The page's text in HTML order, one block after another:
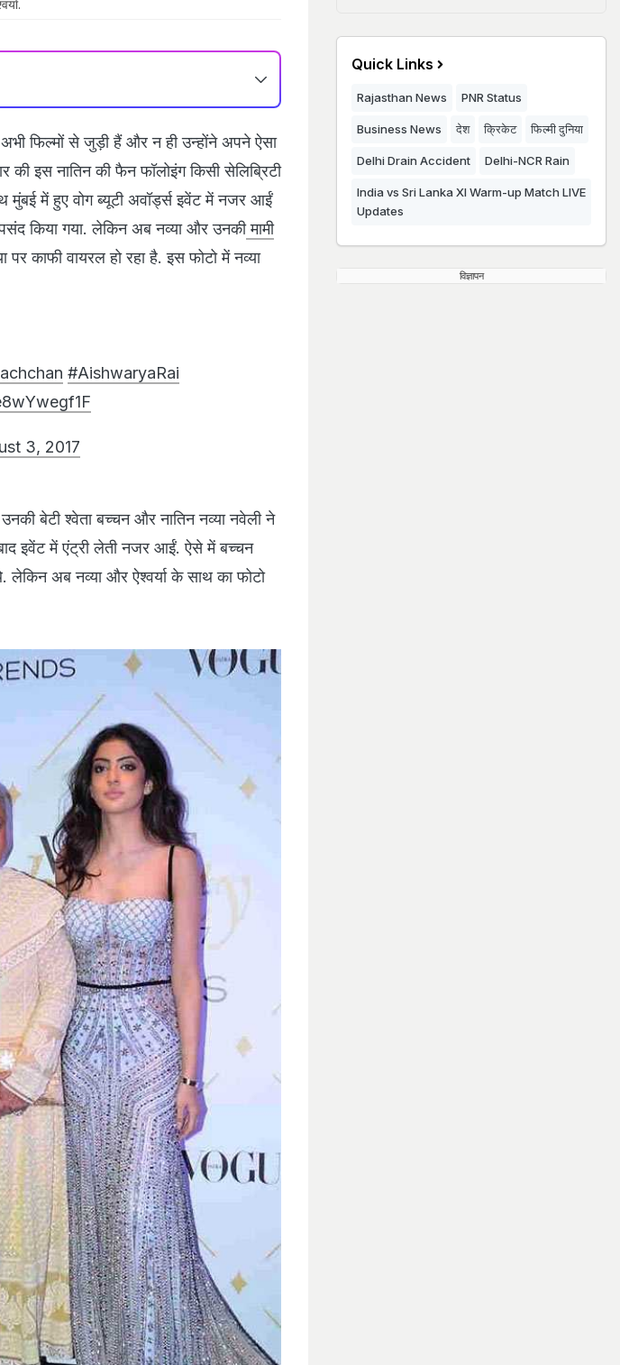
फिल्‍मों से जुड़ी हैं और न ही उन्‍होंने अपने ऐसा
की इस नातिन की फैन फॉलोइंग किसी सेलिब्रिटी
मुंबई में हुए वोग ब्‍यूटी अवॉर्ड्स इवेंट में नजर आईं
किया गया. लेकिन अब नव्‍या और उनकीमामी
काफी वायरल हो रहा है. इस फोटो में नव्‍या
#AishwaryaRai
3, 2017
बेटी श्‍वेता बच्‍चन और नातिन नव्‍या नवेली ने
इवेंट में एंट्री लेती नजर आईं. ऐसे में बच्‍चन
अब नव्‍या और ऐश्‍वर्या के साथ का फोटो
Quick Links
Rajasthan News PNR Status
Business News देश क्रिकेट फिल्मी दुनिया
Delhi Drain Accident Delhi-NCR Rain
India vs Sri Lanka XI Warm-up Match LIVE
Updates
विज्ञापन